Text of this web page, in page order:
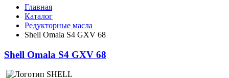
Главная
Каталог
Редукторные масла
Shell Omala S4 GXV 68
Shell Omala S4 GXV 68